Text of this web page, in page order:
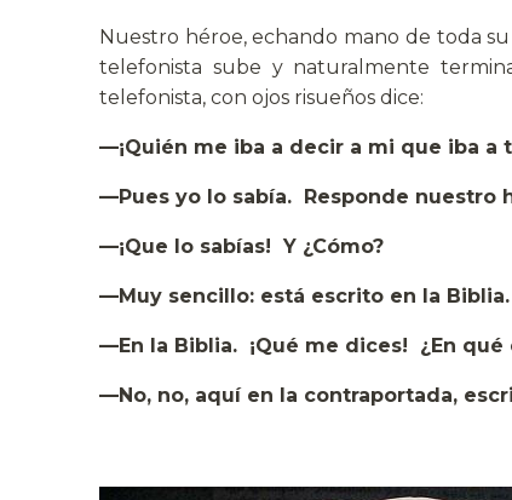
Nuestro héroe, echando mano de toda
telefonista sube y naturalmente
telefonista, con ojos risueños dice:
—¡Quién me iba a decir a mi que iba
—Pues yo lo sabía. Responde nuestro
—¡Que lo sabías! Y ¿Cómo?
—Muy sencillo: está escrito en la Biblia.
—En la Biblia. ¡Qué me dices! ¿En
—No, no, aquí en la contraportada,